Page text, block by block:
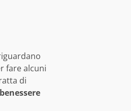
fare alcuni
di
benessere